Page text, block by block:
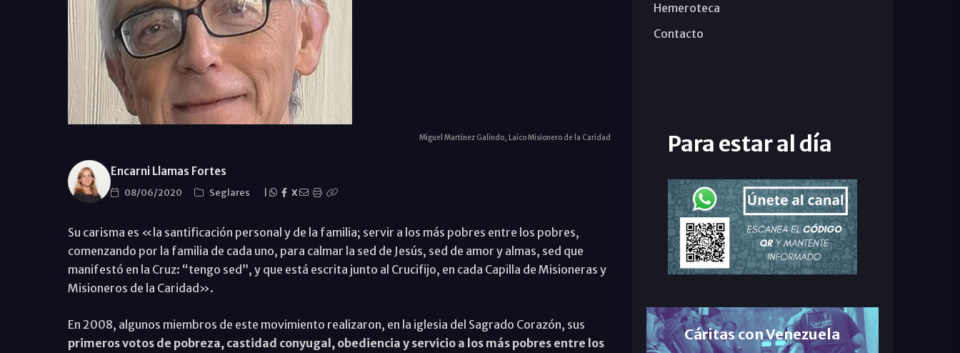
Miguel Martínez Galindo, Laico Misionero de la Caridad
Encarni Llamas Fortes
08/06/2020 Seglares X
Su carisma es «la santificación personal y de la familia; servir a los más pobres entre los pobres,
comenzando por la familia de cada uno, para calmar la sed de Jesús, sed de amor y almas, sed que
manifestó en la Cruz: “tengo sed”, y que está escrita junto al Crucifijo, en cada Capilla de Misioneras y
Misioneros de la Caridad».
En 2008, algunos miembros de este movimiento realizaron, en la iglesia del Sagrado Corazón, sus
primeros votos de pobreza, castidad conyugal, obediencia y servicio a los más pobres entre los
Hemeroteca
Contacto
Para estar al día
Cáritas con Venezuela